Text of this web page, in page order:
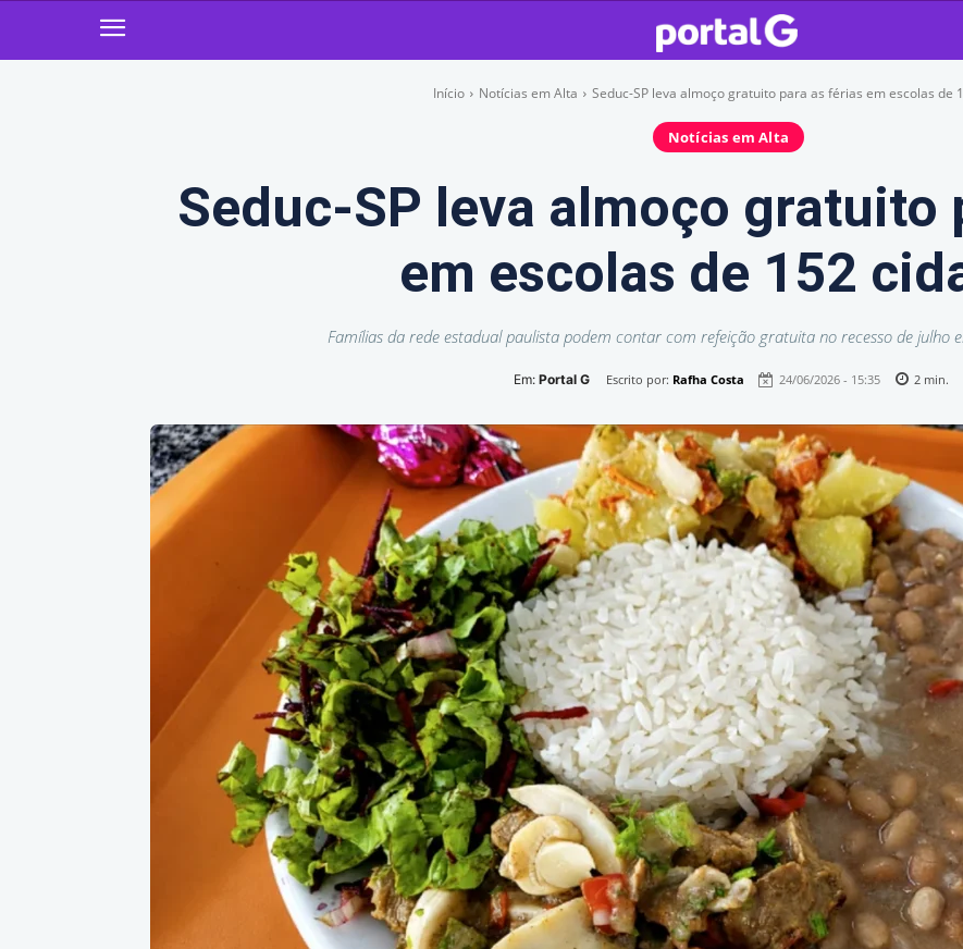
Início Notícias em Alta Seduc-SP leva almoço gratuito para as férias em escolas de
Notícias em Alta
Seduc-SP leva almoço gratuito
em escolas de 152
Famílias da rede estadual paulista podem contar com refeição gratuita no recesso de julho
Em: Portal G Escrito por: Rafha Costa 24/06/2026 - 15:35 2 min.